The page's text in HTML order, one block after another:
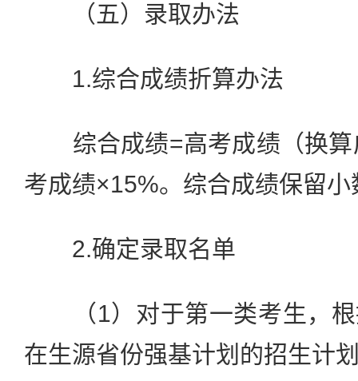
（五）录取办法
1.综合成绩折算办法
综合成绩=高考成绩（换算
考成绩×15%。综合成绩保留
2.确定录取名单
（1）对于第一类考生，根
在生源省份强基计划的招生计